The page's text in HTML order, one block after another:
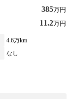
385万円
11.2万円
4.6万km
なし